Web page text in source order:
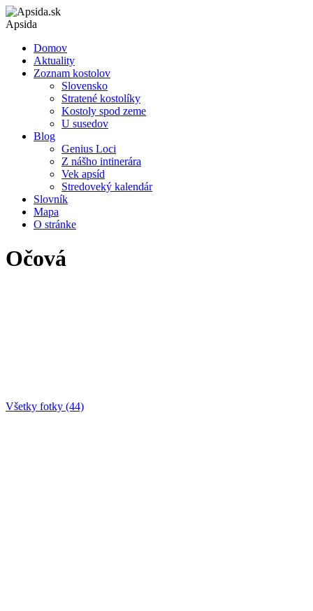
Apsida
Domov
Aktuality
Zoznam kostolov
Slovensko
Stratené kostolíky
Kostoly spod zeme
U susedov
Blog
Genius Loci
Z nášho intinerára
Vek apsíd
Stredoveký kalendár
Slovník
Mapa
O stránke
Očová
Všetky fotky (44)